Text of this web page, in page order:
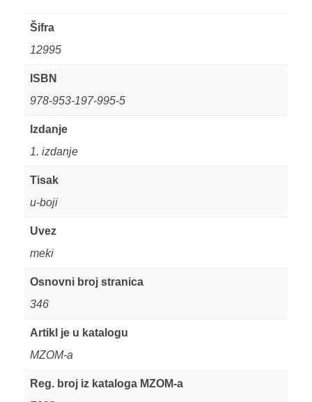
Šifra
12995
ISBN
978-953-197-995-5
Izdanje
1. izdanje
Tisak
u-boji
Uvez
meki
Osnovni broj stranica
346
Artikl je u katalogu
MZOM-a
Reg. broj iz kataloga MZOM-a